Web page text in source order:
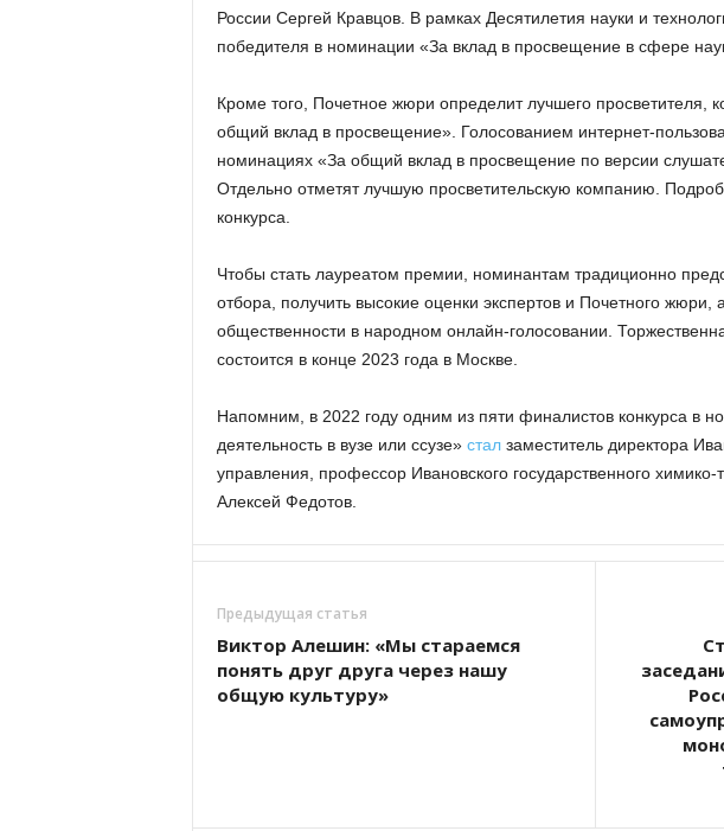
России Сергей Кравцов. В рамках Десятилетия науки и
победителя в номинации «За вклад в просвещение в сфере
Кроме того, Почетное жюри определит лучшего просветителя,
общий вклад в просвещение». Голосованием интернет-
номинациях «За общий вклад в просвещение по версии
Отдельно отметят лучшую просветительскую компанию.
конкурса.
Чтобы стать лауреатом премии, номинантам традиционно
отбора, получить высокие оценки экспертов и Почетного жюри,
общественности в народном онлайн-голосовании.
состоится в конце 2023 года в Москве.
Напомним, в 2022 году одним из пяти финалистов конкурса в
деятельность в вузе или ссузе» сталзаместитель директора
управления, профессор Ивановского государственного химико-
Алексей Федотов.
Предыдущая статья
Виктор Алешин: «Мы стараемся
понять друг друга через нашу
общую культуру»